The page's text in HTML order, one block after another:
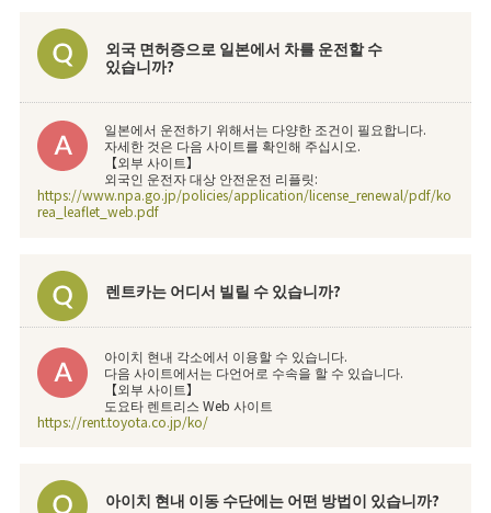
외국 면허증으로 일본에서 차를 운전할 수
있습니까?
일본에서 운전하기 위해서는 다양한 조건이 필요합니다.
자세한 것은 다음 사이트를 확인해 주십시오.
【외부 사이트】
외국인 운전자 대상 안전운전 리플릿:
https://www.npa.go.jp/policies/application/license_renewal/pdf/ko
rea_leaflet_web.pdf
렌트카는 어디서 빌릴 수 있습니까?
아이치 현내 각소에서 이용할 수 있습니다.
다음 사이트에서는 다언어로 수속을 할 수 있습니다.
【외부 사이트】
도요타 렌트리스 Web 사이트
https://rent.toyota.co.jp/ko/
아이치 현내 이동 수단에는 어떤 방법이 있습니까?